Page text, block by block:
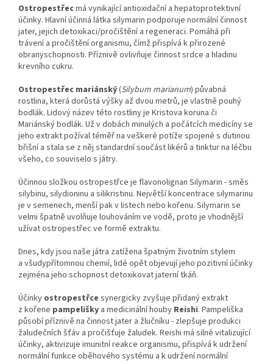
Ostropestřecmá vynikající antioxidační a hepatoprotektivní
účinky. Hlavní účinná látka silymarin podporuje normální činnost
jater, jejich detoxikaci/pročištění a regeneraci. Pomáhá při
trávení a pročištění organismu, čímž přispívá k přirozené
obranyschopnosti. Příznivě ovlivňuje činnost srdce a hladinu
krevního cukru.
Ostropestřec mariánský(Silybum marianum) půvabná
rostlina, která dorůstá výšky až dvou metrů, je vlastně pouhý
bodlák. Lidový název této rostliny je Kristova koruna či
Mariánský bodlák. Už v dobách minulých a počátcích medicíny se
jeho extrakt požíval téměř na veškeré potíže spojené s dutinou
břišní a stala se z něj standardní součást likérů a tinktur na léčbu
všeho, co souviselo s játry.
Účinnou složkou ostropestřce je flavonolignan Silymarin - směs
silybinu, silydioninu a silikristinu. Největší koncentrace silymarinu
je v semenech, menší pak v listech nebo kořenu. Silymarin se
velmi špatně uvolňuje louhováním ve vodě, proto je vhodnější
užívat ostropestřec ve formě extraktu.
Dnes, kdy jsou naše játra zatížena špatným životním stylem
a všudypřítomnou chemií, lidé opět objevují jeho pozitivní účinky
zejména jeho schopnost detoxikovat jaterní tkáň.
Účinky ostropestřce synergicky zvyšuje přidaný extrakt
z kořene pampelišky a medicinální houby Reishi. Pampeliška
působí příznivě na činnost jater a žlučníku - zlepšuje produkci
žaludečních šťáv a pročišťuje žaludek. Reishi má silné vitalizující
účinky, aktivizuje imunitní reakce organismu, přispívá k udržení
normální funkce oběhového systému a k udržení normální